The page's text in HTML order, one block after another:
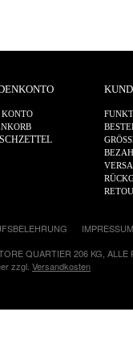
IMPRESSUM
QUARTIER 206 KG, ALLE
zzgl. Versandkosten